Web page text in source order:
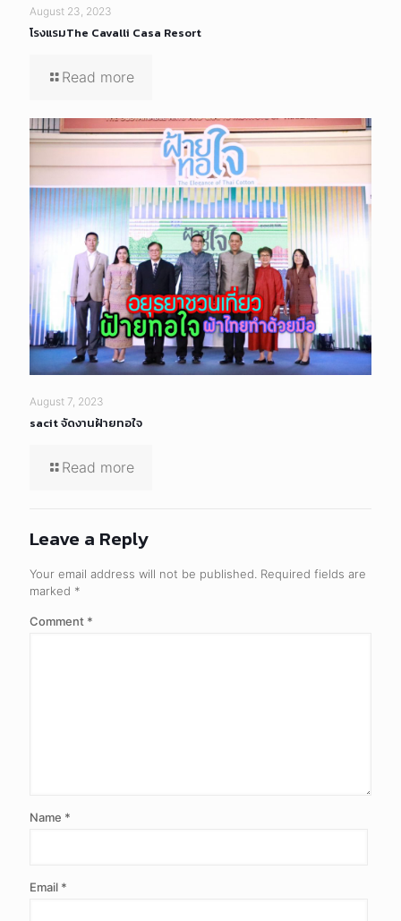
August 23, 2023
โรงแรมThe Cavalli Casa Resort
Read more
August 7, 2023
sacit จัดงานฝ้ายทอใจ
Read more
Leave a Reply
Your email address will not be published. Required fields are
marked *
Comment *
Name *
Email *